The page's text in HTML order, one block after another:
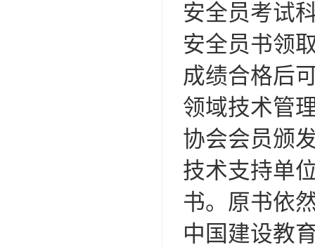
安全员考试
安全员书领
成绩合格后
领域技术管
协会会员颁
技术支持单
书。原书依
中国建设教